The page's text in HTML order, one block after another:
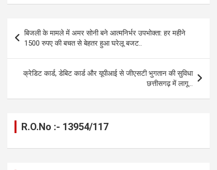
ce
b
o
o
k
se
g
er
at
A
p
p
e
gr
a
m
ail py
Li
n
k
ar
Post
navigation
बिजली के मामले में अमर सोनी बने आत्मनिर्भर उपभोक्ता: हर महीने
1500 रुपए की बचत से बेहतर हुआ घरेलू बजट..
क्रेडिट कार्ड, डेबिट कार्ड और यूपीआई से जीएसटी भुगतान की सुविधा
छत्तीसगढ़ में लागू…
R.O.No :- 13954/117